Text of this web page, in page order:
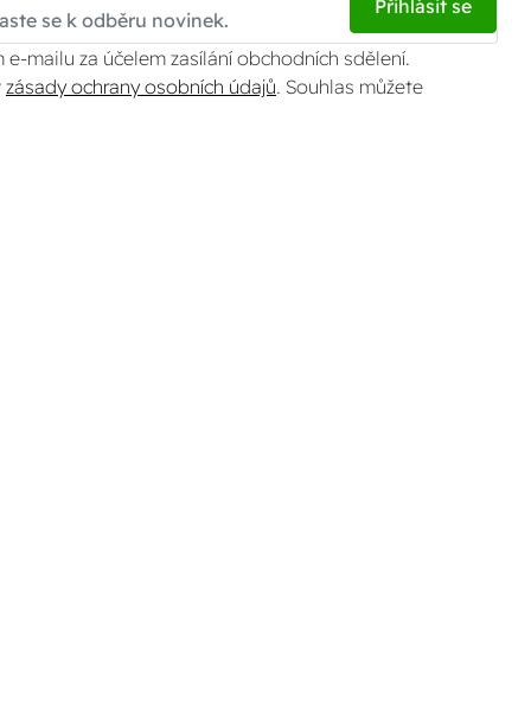
Přihlásit se
e-mailu za účelem zasílání obchodních sdělení.
zásady ochrany osobních údajů. Souhlas můžete